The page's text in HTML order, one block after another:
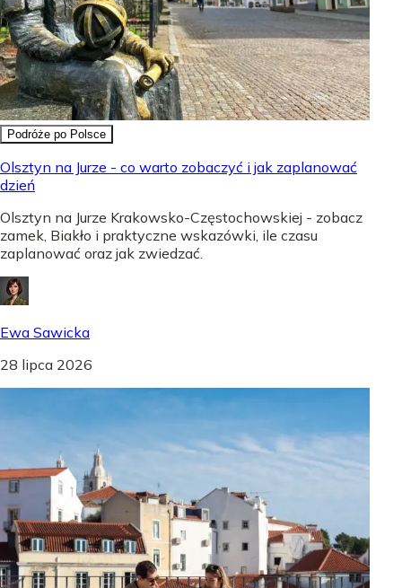
Podróże po Polsce
Olsztyn na Jurze - co warto zobaczyć i jak zaplanować
dzień
Olsztyn na Jurze Krakowsko-Częstochowskiej - zobacz
zamek, Biakło i praktyczne wskazówki, ile czasu
zaplanować oraz jak zwiedzać.
Ewa Sawicka
28 lipca 2026